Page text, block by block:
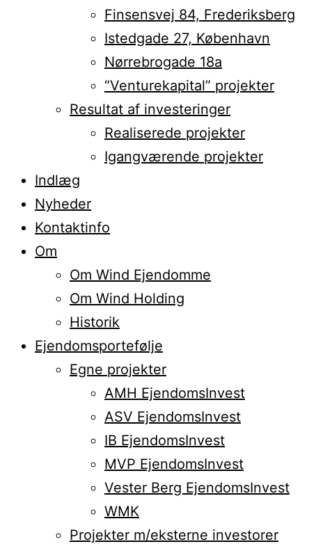
Finsensvej 84, Frederiksberg
Istedgade 27, København
Nørrebrogade 18a
“Venturekapital” projekter
Resultat af investeringer
Realiserede projekter
Igangværende projekter
Indlæg
Nyheder
Kontaktinfo
Om
Om Wind Ejendomme
Om Wind Holding
Historik
Ejendomsportefølje
Egne projekter
AMH EjendomsInvest
ASV EjendomsInvest
IB EjendomsInvest
MVP EjendomsInvest
Vester Berg EjendomsInvest
WMK
Projekter m/eksterne investorer